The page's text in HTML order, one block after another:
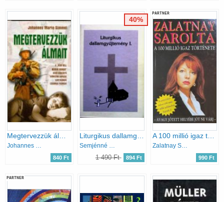
Megtervezzük álmait
Johannes Mario Simmel
840 Ft
Liturgikus dallamgyűjtemény I.
Semjénné Menus G. -Sirákné Kemény K.
1 490 Ft 894 Ft
40%
PARTNER
A 100 millió igaz története
Zalatnay Sarolta
990 Ft
PARTNER